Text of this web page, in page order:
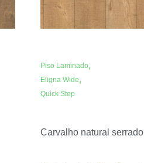
Piso Laminado,
Eligna Wide,
Quick Step
Carvalho natural serrado